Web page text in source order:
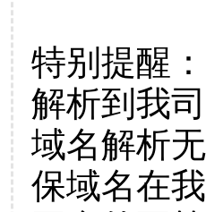
特别提醒
解析到我
域名解析
保域名在